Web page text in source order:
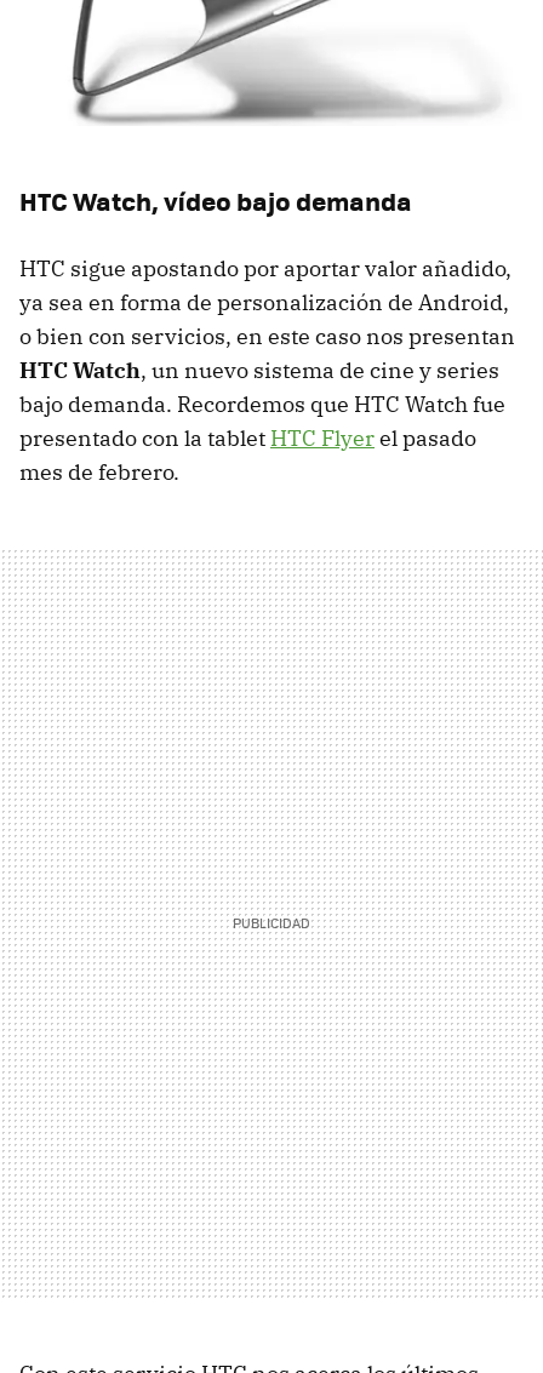
HTCWatch, vídeo bajo demanda
HTC sigue apostando por aportar valor añadido,
ya sea en forma de personalización de Android,
o bien con servicios, en este caso nos presentan
HTCWatch, un nuevo sistema de cine y series
bajo demanda. Recordemos que HTC Watch fue
presentado con la tablet HTC Flyerel pasado
mes de febrero.